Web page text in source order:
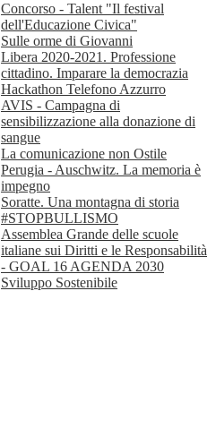
Concorso - Talent "Il festival
dell'Educazione Civica"
Sulle orme di Giovanni
Libera 2020-2021. Professione
cittadino. Imparare la democrazia
Hackathon Telefono Azzurro
AVIS - Campagna di
sensibilizzazione alla donazione di
sangue
La comunicazione non Ostile
Perugia - Auschwitz. La memoria è
impegno
Soratte. Una montagna di storia
#STOPBULLISMO
Assemblea Grande delle scuole
italiane sui Diritti e le Responsabilità
- GOAL 16 AGENDA 2030
Sviluppo Sostenibile